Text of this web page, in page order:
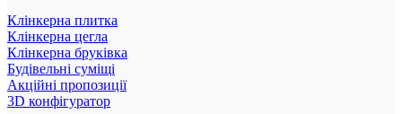
Клінкерна плитка
Клінкерна цегла
Клінкерна бруківка
Будівельні суміщі
Акційні пропозиції
3D конфігуратор